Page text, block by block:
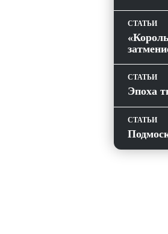
СТАТЬИ
СТАТЬИ
Эпоха
СТАТЬИ